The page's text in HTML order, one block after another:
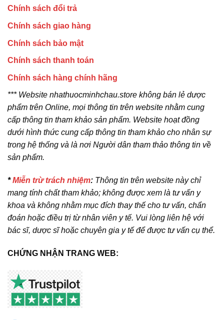
Chính sách đổi trả
Chính sách giao hàng
Chính sách bảo mật
Chính sách thanh toán
Chính sách hàng chính hãng
*** Website nhathuocminhchau.store không bán lẻ dược
phẩm trên Online, mọi thông tin trên website nhằm cung
cấp thông tin tham khảo sản phẩm. Website hoạt đồng
dưới hình thức cung cấp thông tin tham khảo cho nhân sự
trong hệ thống và là nơi Người dân tham thảo thông tin về
sản phẩm.
*Miễn trừ trách nhiệm: Thông tin trên website này chỉ
mang tính chất tham khảo; không được xem là tư vấn y
khoa và không nhằm mục đích thay thế cho tư vấn, chẩn
đoán hoặc điều trị từ nhân viên y tế. Vui lòng liên hệ với
bác sĩ, dược sĩ hoặc chuyên gia y tế để được tư vấn cụ thể.
CHỨNG NHẬN TRANG WEB: